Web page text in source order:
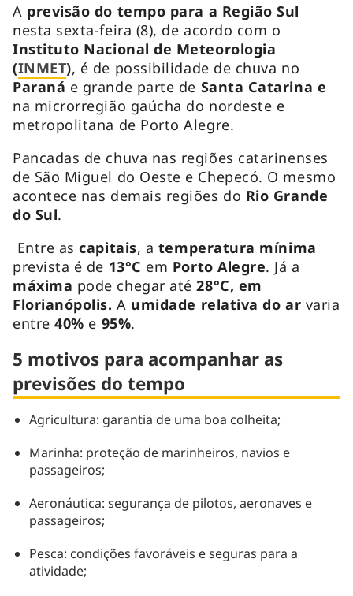
A previsão do tempo para a Região Sul
nesta sexta-feira (8), de acordo com o
Instituto Nacional de Meteorologia
(INMET), é de possibilidade de chuva no
Paraná e grande parte de Santa Catarina e
na microrregião gaúcha do nordeste e
metropolitana de Porto Alegre.
Pancadas de chuva nas regiões catarinenses
de São Miguel do Oeste e Chepecó. O mesmo
acontece nas demais regiões do Rio Grande
do Sul.
Entre ascapitais, a temperatura mínima
prevista é de 13°C em Porto Alegre. Já a
máxima pode chegar até28°C, em
Florianópolis. A umidade relativa do ar varia
entre40% e 95%.
5 motivos para acompanhar as
previsões do tempo
Agricultura: garantia de uma boa colheita;
Marinha: proteção de marinheiros, navios e
passageiros;
Aeronáutica: segurança de pilotos, aeronaves e
passageiros;
Pesca: condições favoráveis e seguras para a
atividade;